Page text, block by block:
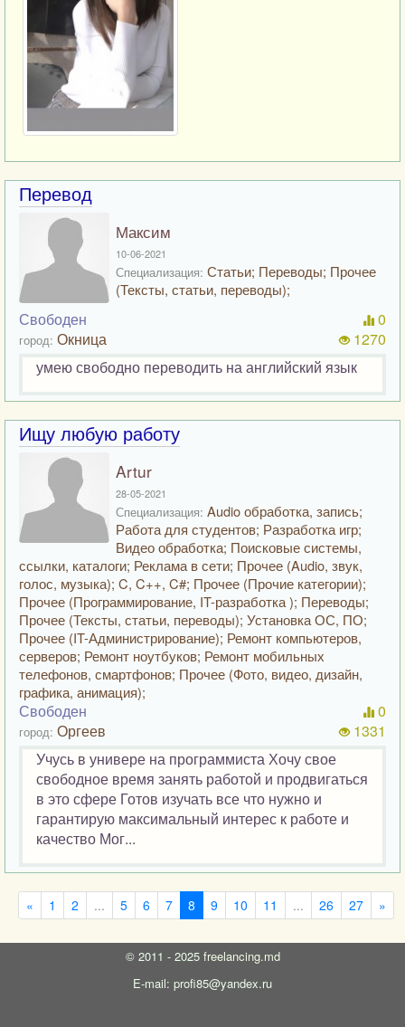
Перевод
Максим
10-06-2021
Специализация: Статьи; Переводы; Прочее
(Тексты, статьи, переводы);
Свободен
город: Окница
0
1270
умею свободно переводить на английский язык
Ищу любую работу
Artur
28-05-2021
Специализация: Audio обработка, запись;
Работа для студентов; Разработка игр;
Видео обработка; Поисковые системы,
ссылки, каталоги; Реклама в сети; Прочее (Audio, звук,
голос, музыка); C, C++, C#; Прочее (Прочие категории);
Прочее (Программирование, IT-разработка ); Переводы;
Прочее (Тексты, статьи, переводы); Установка ОС, ПО;
Прочее (IT-Администрирование); Ремонт компьютеров,
серверов; Ремонт ноутбуков; Ремонт мобильных
телефонов, смартфонов; Прочее (Фото, видео, дизайн,
графика, анимация);
Свободен
город: Оргеев
0
1331
Учусь в универе на программиста Хочу свое
свободное время занять работой и продвигаться
в это сфере Готов изучать все что нужно и
гарантирую максимальный интерес к работе и
качество Мог...
« 1 2 ... 5 6 7 8 9 10 11 ... 26 27 »
© 2011 - 2025 freelancing.md
E-mail: profi85@yandex.ru